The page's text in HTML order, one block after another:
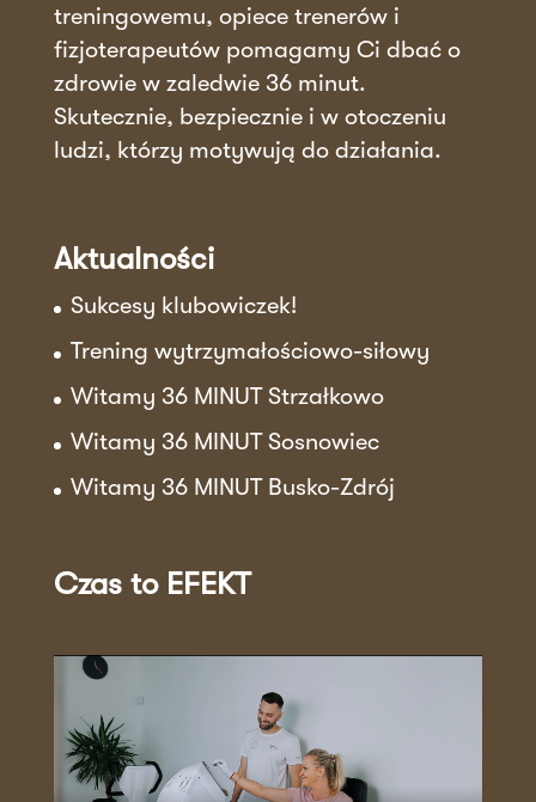
treningowemu, opiece trenerów i
fizjoterapeutów pomagamy Ci dbać o
zdrowie w zaledwie 36 minut.
Skutecznie, bezpiecznie i w otoczeniu
ludzi, którzy motywują do działania.
Aktualności
Sukcesy klubowiczek!
Trening wytrzymałościowo-siłowy
Witamy 36 MINUT Strzałkowo
Witamy 36 MINUT Sosnowiec
Witamy 36 MINUT Busko-Zdrój
Czas to EFEKT